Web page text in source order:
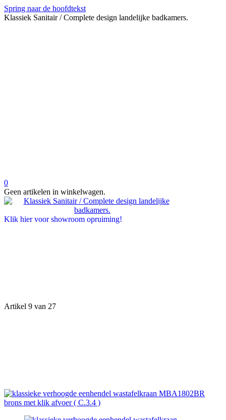
Spring naar de hoofdtekst
Klassiek Sanitair / Complete design landelijke badkamers.
0
Geen artikelen in winkelwagen.
Klik hier voor showroom opruiming!
Artikel 9 van 27